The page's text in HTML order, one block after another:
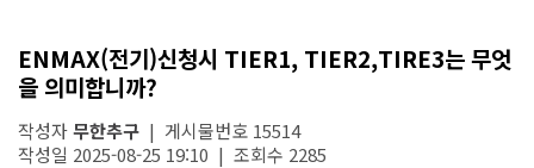
ENMAX(전기)신청시 TIER1, TIER2,TIRE3는 무엇
을 의미합니까?
작성자무한추구 | 게시물번호 15514
작성일 2025-08-25 19:10 | 조회수 2285